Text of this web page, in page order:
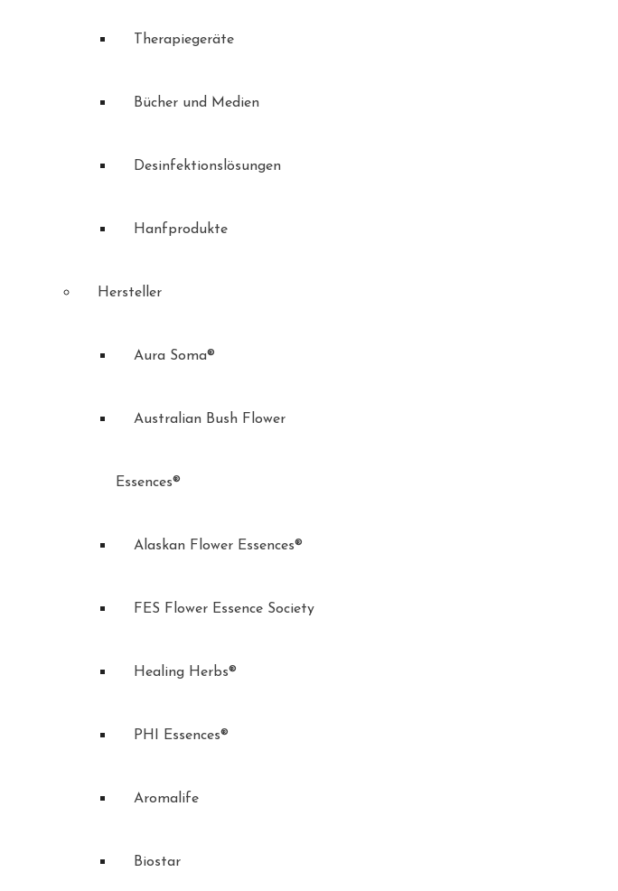
Therapiegeräte
Bücher und Medien
Desinfektionslösungen
Hanfprodukte
Hersteller
Aura Soma®
Australian Bush Flower
Essences®
Alaskan Flower Essences®
FES Flower Essence Society
Healing Herbs®
PHI Essences®
Aromalife
Biostar